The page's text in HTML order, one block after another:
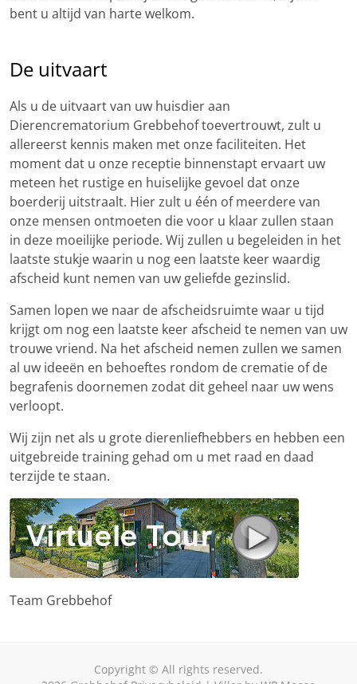
bent u altijd van harte welkom.
De uitvaart
Als u de uitvaart van uw huisdier aan
Dierencrematorium Grebbehof toevertrouwt, zult u
allereerst kennis maken met onze faciliteiten. Het
moment dat u onze receptie binnenstapt ervaart uw
meteen het rustige en huiselijke gevoel dat onze
boerderij uitstraalt. Hier zult u één of meerdere van
onze mensen ontmoeten die voor u klaar zullen staan
in deze moeilijke periode. Wij zullen u begeleiden in het
laatste stukje waarin u nog een laatste keer waardig
afscheid kunt nemen van uw geliefde gezinslid.
Samen lopen we naar de afscheidsruimte waar u tijd
krijgt om nog een laatste keer afscheid te nemen van uw
trouwe vriend. Na het afscheid nemen zullen we samen
al uw ideeën en behoeftes rondom de crematie of de
begrafenis doornemen zodat dit geheel naar uw wens
verloopt.
Wij zijn net als u grote dierenliefhebbers en hebben een
uitgebreide training gehad om u met raad en daad
terzijde te staan.
Team Grebbehof
Copyright © All rights reserved.